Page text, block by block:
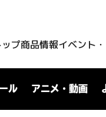
ップ商品情報イベント
ル アニメ・動画